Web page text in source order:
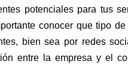
potenciales para tus
conocer que tipo
bien sea por redes
entre la empresa y el